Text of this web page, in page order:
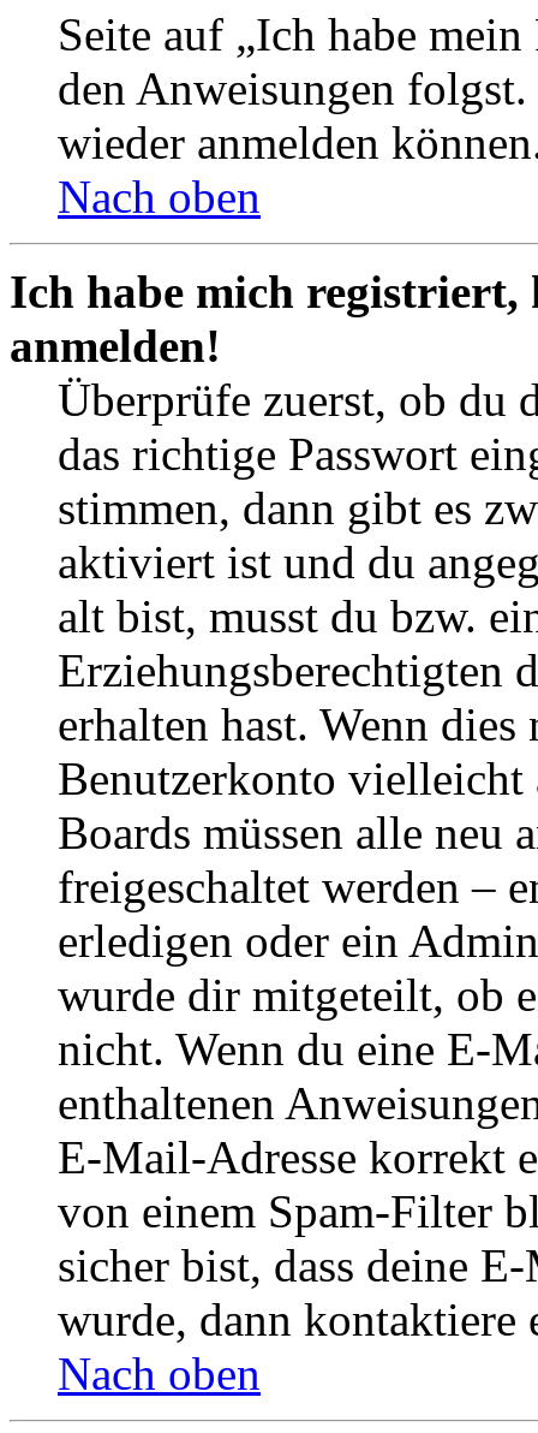
Seite auf „Ich habe
den Anweisungen
wieder anmelden
Nach oben
Ich habe mich
anmelden!
Überprüfe zuerst, ob du
das richtige Passwort
stimmen, dann gibt es
aktiviert ist und du
alt bist, musst du bzw.
Erziehungsberechtigten
erhalten hast. Wenn
Benutzerkonto
Boards müssen alle neu
freigeschaltet werden –
erledigen oder ein
wurde dir mitgeteilt, ob
nicht. Wenn du eine E-
enthaltenen
E-Mail-Adresse korrekt
von einem Spam-Filter
sicher bist, dass deine
wurde, dann kontaktiere
Nach oben